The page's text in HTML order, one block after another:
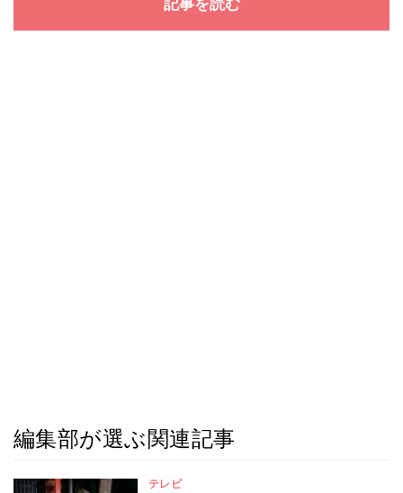
編集部が選ぶ関連記事
テレビ